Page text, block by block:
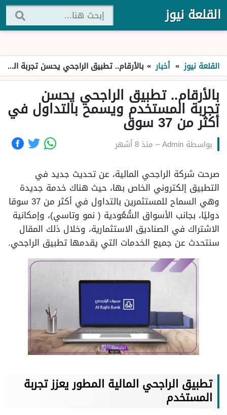
القلعة نيوز
القلعة نيوز » أخبار » بالأرقام.. تطبيق الراجحي يحسن تجربة المستخدم ويسمح بالتداول في أكثر من 37 سوق
بالأرقام.. تطبيق الراجحي يحسن
تجربة المستخدم ويسمح بالتداول في
أكثر من 37 سوق
بواسطة Admin
– منذ 8 أشهر
صرحت شركة الراجحي المالية، عن تحديث جديد في
التطبيق إلكتروني الخاص بها، حيث هناك خدمة جديدة
وهي السماح للمستثمرين بالتداول في أكثر من 37 سوقا
دوليًا، بجانب الأسواق السُّعُودية ( نمو وتاسي)، وإمكانية
الاشتراك في الصناديق الاستثمارية، وخلال ذلك المقال
سنتحدث عن جميع الخدمات التي يقدمها تطبيق الراجحي.
تطبيق الراجحي المالية المطور يعزز تجربة
المستخدم